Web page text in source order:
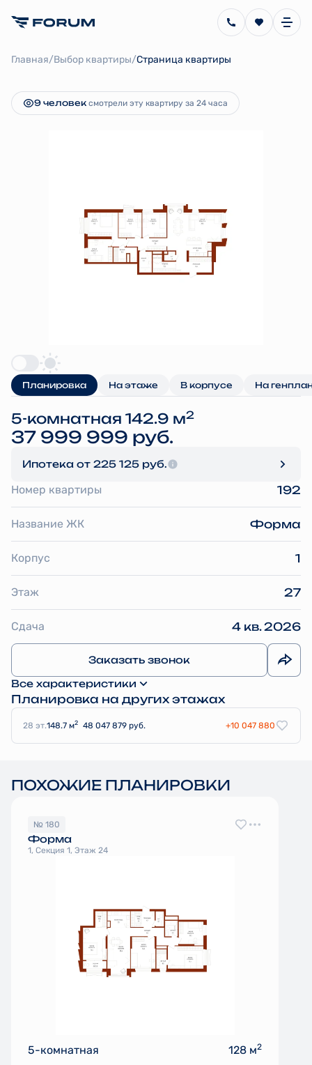
Главная/Выбор квартиры/Страница квартиры37 999 999 руб.
Ипотекаот 225 125 руб.
9 человек смотрели эту квартиру за 24 часа
Планировка На этаже В корпусе На
5-комнатная 142.9 м2
37 999 999 руб.
Ипотека от 225 125 руб.
Номер квартиры 192
Название ЖК Форма
Корпус 1
Этаж 27
Сдача 4 кв. 2026
Заказать звонок
Все характеристики
Планировка на других этажах
28 эт.148.7 м2 48 047 879 руб. +10 047 880
ПОХОЖИЕ ПЛАНИРОВКИ
№ 180
Форма
1, Секция 1, Этаж 24
5-комнатная 128 м2